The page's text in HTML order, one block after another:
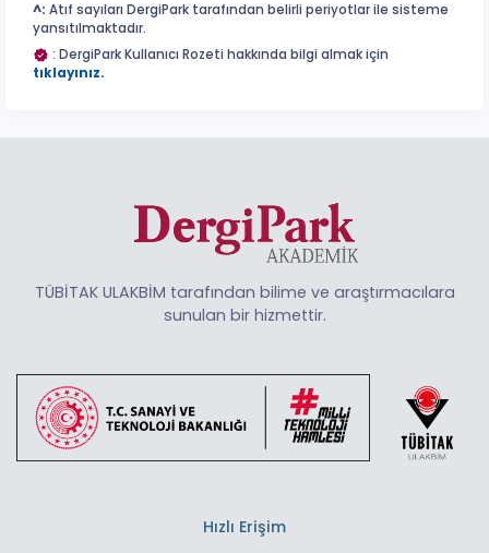
^: Atıf sayıları DergiPark tarafından belirli periyotlar ile sisteme
yansıtılmaktadır.
: DergiPark Kullanıcı Rozeti hakkında bilgi almak için
tıklayınız.
TÜBİTAK ULAKBİM tarafından bilime ve araştırmacılara
sunulan bir hizmettir.
Hızlı Erişim